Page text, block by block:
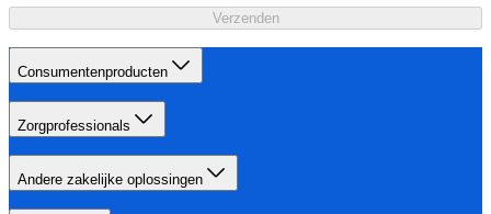
Verzenden
Consumentenproducten
Zorgprofessionals
Andere zakelijke oplossingen